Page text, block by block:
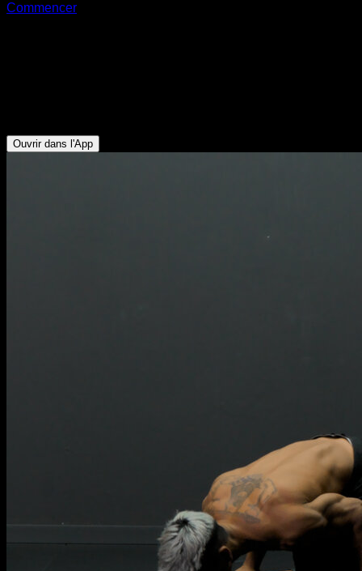
Commencer
Ouvrir dans l'App